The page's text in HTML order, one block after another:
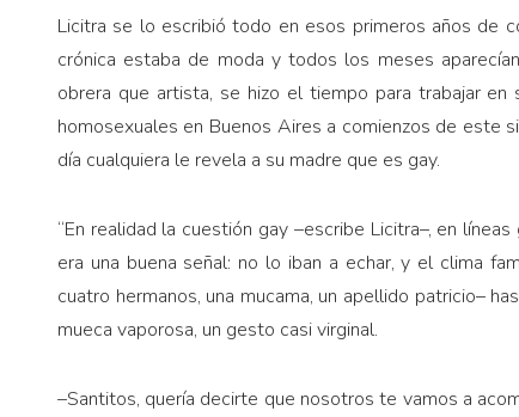
Licitra se lo escribió todo en esos primeros años de
crónica estaba de moda y todos los meses
obrera que artista, se hizo el tiempo para trabajar en
homosexuales en Buenos Aires a comienzos de este
día cualquiera le revela a su madre que es gay.
“En realidad la cuestión gay –escribe Licitra–, en
era una buena señal: no lo iban a echar, y el clima
cuatro hermanos, una mucama, un apellido patricio–
mueca vaporosa, un gesto casi virginal.
–Santitos, quería decirte que nosotros te vamos a